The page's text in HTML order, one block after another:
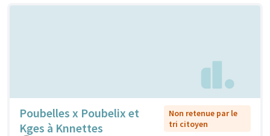
Poubelles x Poubelix et
Kges à Knnettes
Non retenue par le
tri citoyen